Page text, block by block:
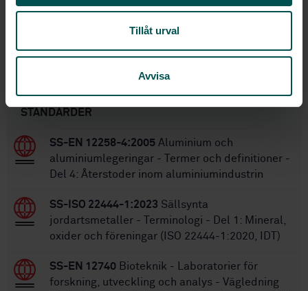
Tillåt urval
Avvisa
Fastställd:2023-02-24
STANDARDER
SS-EN 12258-4:2005 Aluminium och
aluminiumlegeringar - Termer och definitioner -
Del 4: Återstoder inom aluminiumindustrin
SS-ISO 22444-1:2023 Sällsynta
jordartsmetaller - Terminologi - Del 1: Mineral,
oxider och föreningar (ISO 22444-1:2020, IDT)
SS-EN 12740 Bioteknik - Laboratorier för
forskning, utveckling och analys - Vägledning